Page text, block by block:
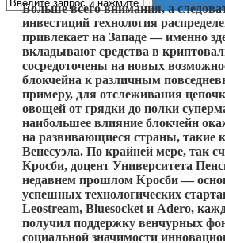
Больше всего внимания, а
инвестиций технология
привлекает на Западе — именно
вкладывают средства в
сосредоточены на новых
блокчейна к различным
примеру, для отслеживания
овощей от грядки до полки
наибольшее влияние блокчейн
на развивающиеся страны, такие
Венесуэла. По крайней мере, так
Кросби, доцент Университета
недавнем прошлом Кросби —
успешных технологических
Leostream, Bluesocket и Adero,
получил поддержку венчурных
социальной значимости